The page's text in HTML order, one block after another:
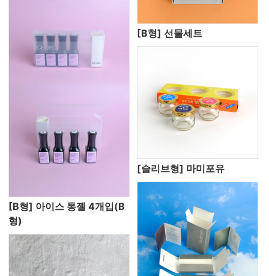
[B형] 선물세트
[B형] 아이스 통젤 4개입(B
형)
[슬리브형] 마미포유